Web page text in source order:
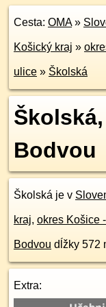
Cesta: OMA»
Košický kraj »
ulice » Školská
Bodvou
Školská je v
kraj, okres Košice
Bodvou dĺžky 572
Extra: